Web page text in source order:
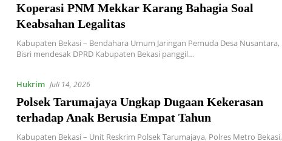
Koperasi PNM Mekkar Karang Bahagia Soal
Keabsahan Legalitas
Kabupaten Bekasi – Bendahara Umum Jaringan Pemuda Desa Nusantara,
Bisri mendesak DPRD Kabupaten Bekasi panggil…
Hukrim Juli 14, 2026
Polsek Tarumajaya Ungkap Dugaan Kekerasan
terhadap Anak Berusia Empat Tahun
Kabupaten Bekasi – Unit Reskrim Polsek Tarumajaya, Polres Metro Bekasi,